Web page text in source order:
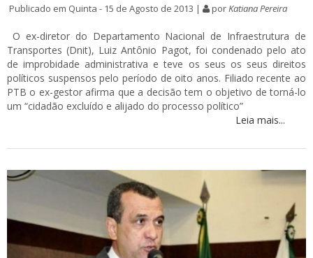
Publicado em Quinta - 15 de Agosto de 2013 | porKatiana Pereira
O ex-diretor do Departamento Nacional de Infraestrutura de
Transportes (Dnit), Luiz Antônio Pagot, foi condenado pelo ato
de improbidade administrativa e teve os seus os seus direitos
políticos suspensos pelo período de oito anos. Filiado recente ao
PTB o ex-gestor afirma que a decisão tem o objetivo de torná-lo
um “cidadão excluído e alijado do processo político”
Leia mais...